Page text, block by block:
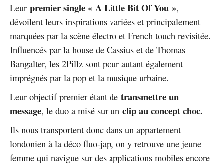
Leur premier single « A Little Bit Of You »,
dévoilent leurs inspirations variées et principalement
marquées par la scène électro et French touch revisitée.
Influencés par la house de Cassius et de Thomas
Bangalter, les 2Pillz sont pour autant également
imprégnés par la pop et la musique urbaine.
Leur objectif premier étant de transmettre un
message, le duo a misé sur un clip au concept choc.
Ils nous transportent donc dans un appartement
londonien à la déco fluo-jap, on y retrouve une jeune
femme qui navigue sur des applications mobiles encore